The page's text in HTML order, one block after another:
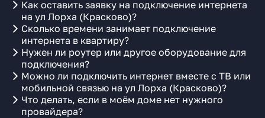
Как оставить заявку на подключение интернета
на ул Лорха (Красково)?
Сколько времени занимает подключение
интернета в квартиру?
Нужен ли роутер или другое оборудование для
подключения?
Можно ли подключить интернет вместе с ТВ или
мобильной связью на ул Лорха (Красково)?
Что делать, если в моём доме нет нужного
провайдера?